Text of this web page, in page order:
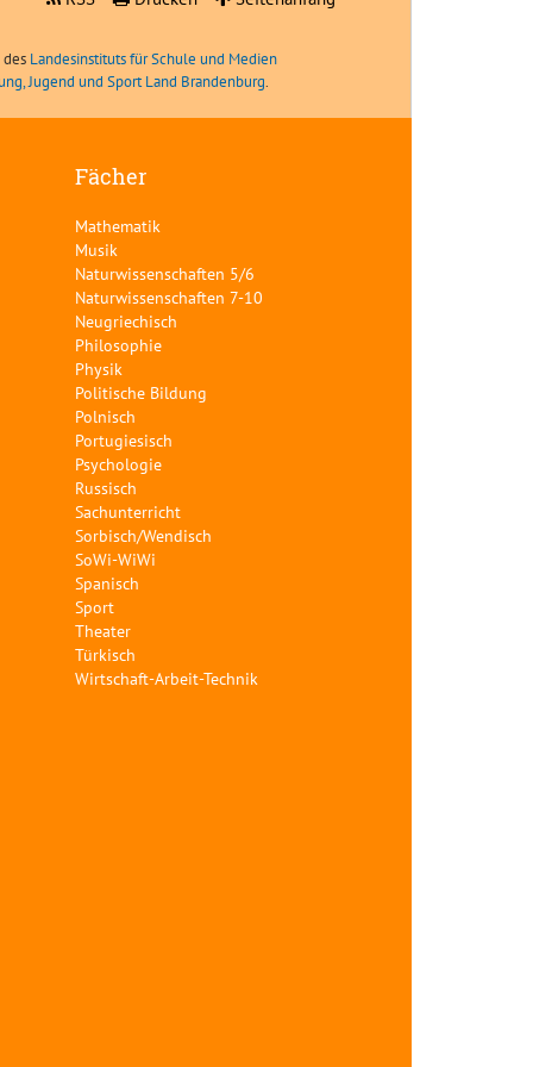
Landesinstituts für Schule und Medien
Jugend und Sport Land Brandenburg.
Fächer
Mathematik
Musik
Naturwissenschaften 5/6
Naturwissenschaften 7-10
Neugriechisch
Philosophie
Physik
Politische Bildung
Polnisch
Portugiesisch
Psychologie
Russisch
Sachunterricht
Sorbisch/Wendisch
SoWi-WiWi
Spanisch
Sport
Theater
Türkisch
Wirtschaft-Arbeit-Technik